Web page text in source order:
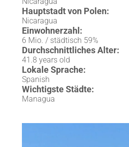
Hauptstadt von Polen:
Nicaragua
Einwohnerzahl:
6 Mio. / städtisch 59%
Durchschnittliches Alter:
41.8 years old
Lokale Sprache:
Spanish
Wichtigste Städte:
Managua